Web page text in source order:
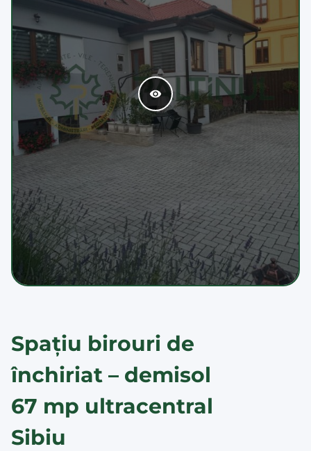
Spațiu birouri de
închiriat – demisol
67 mp ultracentral
Sibiu